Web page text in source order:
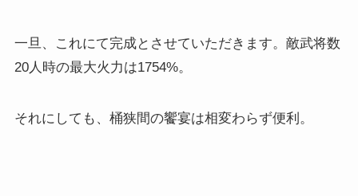
一旦、これにて完成とさせていただきます。敵武将数
20人時の最大火力は1754%。
それにしても、桶狭間の饗宴は相変わらず便利。